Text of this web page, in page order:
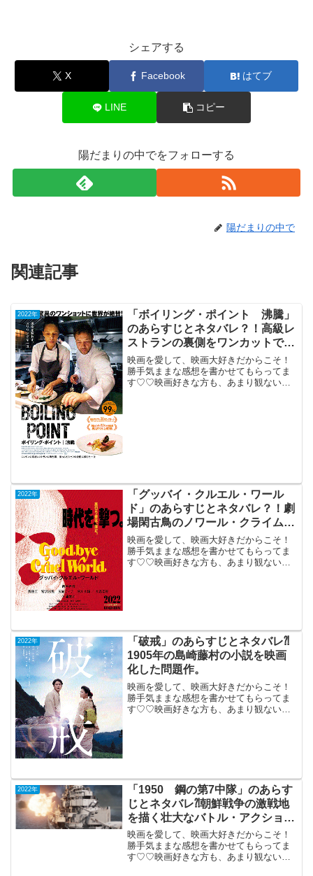
シェアする
X Facebook はてブ
LINE コピー
陽だまりの中でをフォローする
陽だまりの中で
関連記事
2022年
「ボイリング・ポイント 沸騰」
のあらすじとネタバレ？！高級レ
ストランの裏側をワンカットで描
く90分。
映画を愛して、映画大好きだからこそ！
勝手気ままな感想を書かせてもらってま
す♡♡映画好きな方も、あまり観ない方
2022年
「グッバイ・クルエル・ワール
ド」のあらすじとネタバレ？！劇
場閑古鳥のノワール・クライム映
画。
映画を愛して、映画大好きだからこそ！
勝手気ままな感想を書かせてもらってま
す♡♡映画好きな方も、あまり観ない方
2022年
「破戒」のあらすじとネタバレ⁈
1905年の島崎藤村の小説を映画
化した問題作。
映画を愛して、映画大好きだからこそ！
勝手気ままな感想を書かせてもらってま
す♡♡映画好きな方も、あまり観ない方
2022年
「1950 鋼の第7中隊」のあらす
じとネタバレ⁈朝鮮戦争の激戦地
を描く壮大なバトル・アクショ
ン。
映画を愛して、映画大好きだからこそ！
勝手気ままな感想を書かせてもらってま
す♡♡映画好きな方も、あまり観ない方